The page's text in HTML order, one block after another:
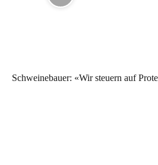
Schweinebauer: «Wir steuern auf